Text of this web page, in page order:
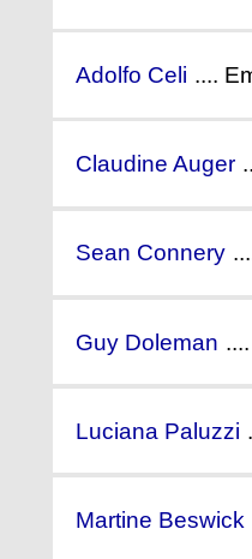
Adolfo Celi ....
Claudine Auger
Sean Connery
Guy Doleman
Luciana Paluzzi
Martine Beswick